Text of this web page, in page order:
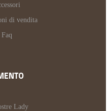
di vendita
Faq
Lady